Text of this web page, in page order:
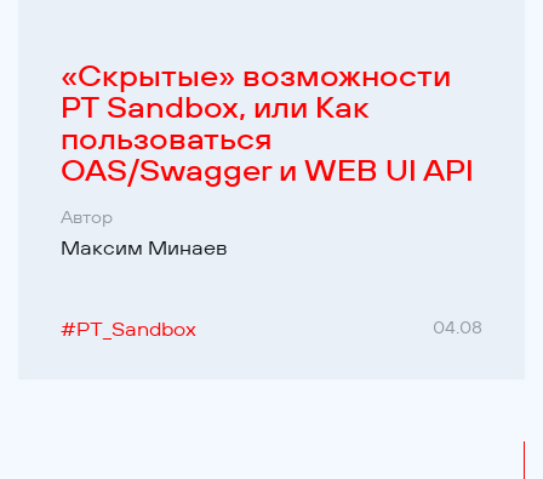
«Cкрытые» возможности
PT Sandbox, или Как
пользоваться
OAS/Swagger и WEB UI API
Автор
Максим Минаев
#PT_Sandbox 04.08